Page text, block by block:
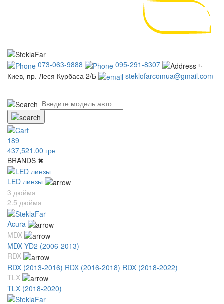
073-063-9888 095-291-8307
г.
Киев, пр. Леся Курбаса 2/Б
steklofarcomua@gmail.com
189
437,521.00 грн
BRANDS ✖
LED линзы
3 дюйма
2.5 дюйма
Acura
MDX
MDX YD2 (2006-2013)
RDX
RDX (2013-2016) RDX (2016-2018) RDX (2018-2022)
TLX
TLX (2018-2020)